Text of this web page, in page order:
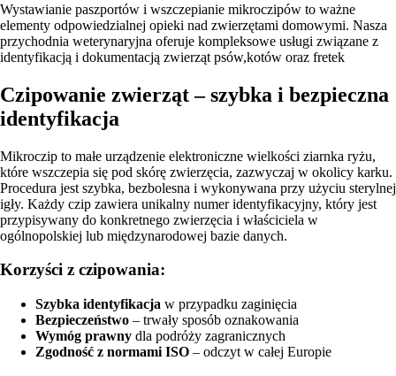
Wystawianie paszportów i wszczepianie mikroczipów to ważne
elementy odpowiedzialnej opieki nad zwierzętami domowymi. Nasza
przychodnia weterynaryjna oferuje kompleksowe usługi związane z
identyfikacją i dokumentacją zwierząt psów,kotów oraz fretek
Czipowanie zwierząt – szybka i bezpieczna
identyfikacja
Mikroczip to małe urządzenie elektroniczne wielkości ziarnka ryżu,
które wszczepia się pod skórę zwierzęcia, zazwyczaj w okolicy karku.
Procedura jest szybka, bezbolesna i wykonywana przy użyciu sterylnej
igły. Każdy czip zawiera unikalny numer identyfikacyjny, który jest
przypisywany do konkretnego zwierzęcia i właściciela w
ogólnopolskiej lub międzynarodowej bazie danych.
Korzyści z czipowania:
Szybka identyfikacja w przypadku zaginięcia
Bezpieczeństwo – trwały sposób oznakowania
Wymóg prawny dla podróży zagranicznych
Zgodność z normami ISO – odczyt w całej Europie